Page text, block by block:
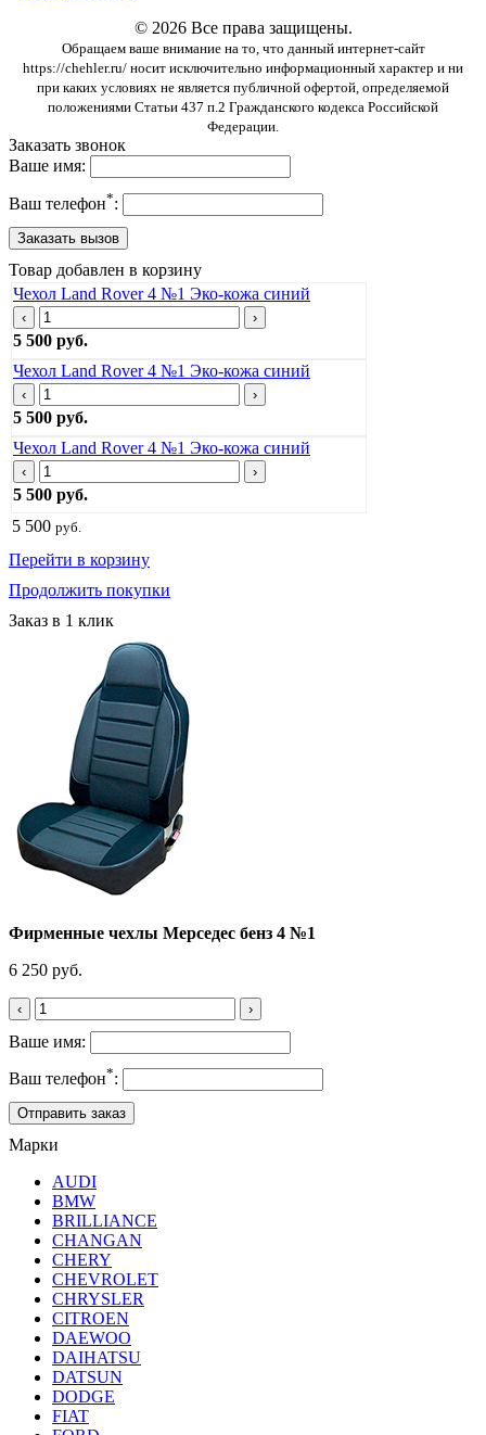
© 2026 Все права защищены.
Обращаем ваше внимание на то, что данный интернет-сайт
https://chehler.ru/ носит исключительно информационный характер и ни
при каких условиях не является публичной офертой, определяемой
положениями Статьи 437 п.2 Гражданского кодекса Российской
Федерации.
Заказать звонок
Ваше имя:
Ваш телефон*:
Товар добавлен в корзину
Чехол Land Rover 4 №1 Эко-кожа синий
‹ ›
5 500 руб.
Чехол Land Rover 4 №1 Эко-кожа синий
‹ ›
5 500 руб.
Чехол Land Rover 4 №1 Эко-кожа синий
‹ ›
5 500 руб.
5 500 руб.
Перейти в корзину
Продолжить покупки
Заказ в 1 клик
Фирменные чехлы Мерседес бенз 4 №1
6 250 руб.
‹ ›
Ваше имя:
Ваш телефон*:
Марки
AUDI
BMW
BRILLIANCE
CHANGAN
CHERY
CHEVROLET
CHRYSLER
CITROEN
DAEWOO
DAIHATSU
DATSUN
DODGE
FIAT